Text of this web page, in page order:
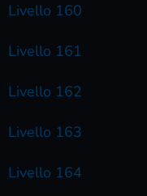
Livello 160
Livello 161
Livello 162
Livello 163
Livello 164